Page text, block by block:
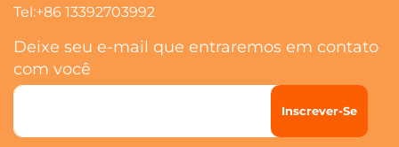
Tel:+86 13392703992
Deixe seu e-mail que entraremos em contato
com você
Inscrever-Se